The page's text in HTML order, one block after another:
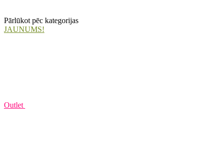
Pārlūkot pēc kategorijas
JAUNUMS!
Outlet